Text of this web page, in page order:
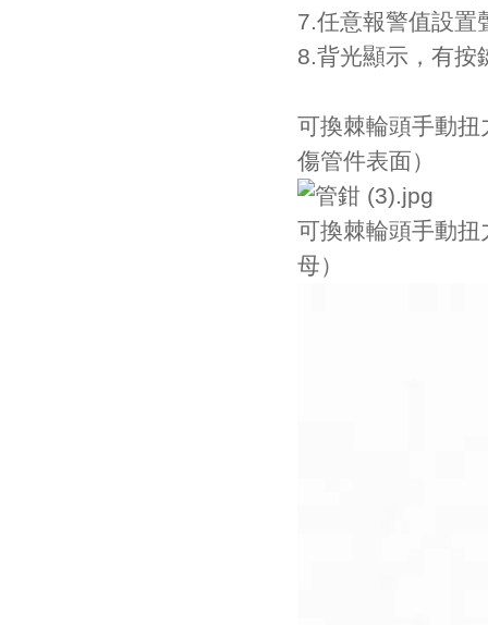
7.任意報警值設置
8.背光顯示，有
可換棘輪頭手動扭
傷管件表面）
可換棘輪頭手動
母）